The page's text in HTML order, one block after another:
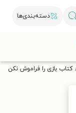
دسته‌بندی‌ها
کتاب بازی را فراموش نکن